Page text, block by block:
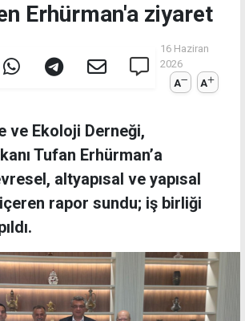
Erhürman'a ziyaret
16 Haziran
2026
A
A
ve Ekoloji Derneği,
Tufan Erhürman’a
altyapısal ve yapısal
içeren rapor sundu; iş birliği